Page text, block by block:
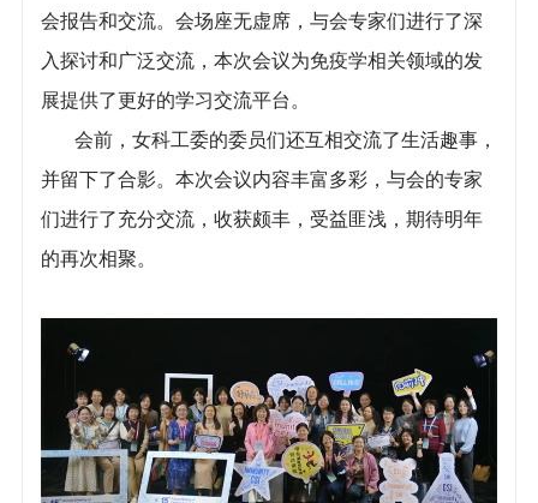
会报告和交流。会场座无虚席，与会专家们进行了深
入探讨和广泛交流，本次会议为免疫学相关领域的发
展提供了更好的学习交流平台。
会前，女科工委的委员们还互相交流了生活趣事，
并留下了合影。本次会议内容丰富多彩，与会的专家
们进行了充分交流，收获颇丰，受益匪浅，期待明年
的再次相聚。